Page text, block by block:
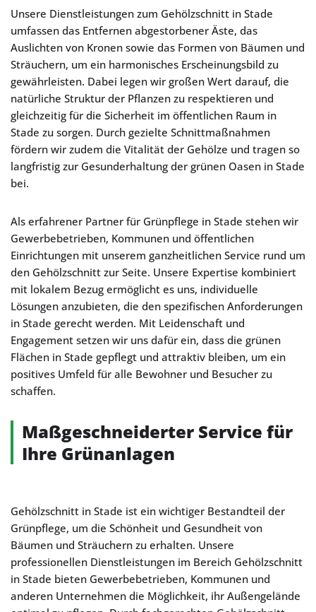
Unsere Dienstleistungen zum Gehölzschnitt in Stade
umfassen das Entfernen abgestorbener Äste, das
Auslichten von Kronen sowie das Formen von Bäumen und
Sträuchern, um ein harmonisches Erscheinungsbild zu
gewährleisten. Dabei legen wir großen Wert darauf, die
natürliche Struktur der Pflanzen zu respektieren und
gleichzeitig für die Sicherheit im öffentlichen Raum in
Stade zu sorgen. Durch gezielte Schnittmaßnahmen
fördern wir zudem die Vitalität der Gehölze und tragen so
langfristig zur Gesunderhaltung der grünen Oasen in Stade
bei.
Als erfahrener Partner für Grünpflege in Stade stehen wir
Gewerbebetrieben, Kommunen und öffentlichen
Einrichtungen mit unserem ganzheitlichen Service rund um
den Gehölzschnitt zur Seite. Unsere Expertise kombiniert
mit lokalem Bezug ermöglicht es uns, individuelle
Lösungen anzubieten, die den spezifischen Anforderungen
in Stade gerecht werden. Mit Leidenschaft und
Engagement setzen wir uns dafür ein, dass die grünen
Flächen in Stade gepflegt und attraktiv bleiben, um ein
positives Umfeld für alle Bewohner und Besucher zu
schaffen.
Maßgeschneiderter Service für
Ihre Grünanlagen
Gehölzschnitt in Stade ist ein wichtiger Bestandteil der
Grünpflege, um die Schönheit und Gesundheit von
Bäumen und Sträuchern zu erhalten. Unsere
professionellen Dienstleistungen im Bereich Gehölzschnitt
in Stade bieten Gewerbebetrieben, Kommunen und
anderen Unternehmen die Möglichkeit, ihr Außengelände